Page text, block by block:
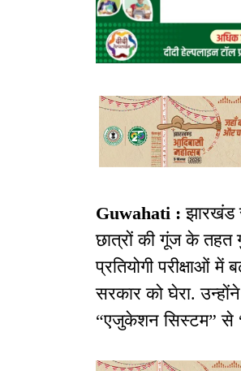
Guwahati : झारखंड
छात्रों की गूंज के तहत
प्रतियोगी परीक्षाओं
सरकार को घेरा.
“एजुकेशन सिस्टम” से